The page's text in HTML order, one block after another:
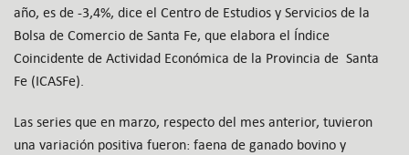
año, es de -3,4%, dice el Centro de Estudios y Servicios de la
Bolsa de Comercio de Santa Fe, que elabora el Índice
Coincidente de Actividad Económica de la Provincia de Santa
Fe (ICASFe).
Las series que en marzo, respecto del mes anterior, tuvieron
una variación positiva fueron: faena de ganado bovino y